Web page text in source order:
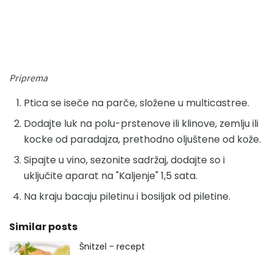
Priprema
Ptica se iseče na parče, složene u multicastree.
Dodajte luk na polu-prstenove ili klinove, zemlju ili
kocke od paradajza, prethodno oljuštene od kože.
Sipajte u vino, sezonite sadržaj, dodajte so i
uključite aparat na "Kaljenje" 1,5 sata.
Na kraju bacaju piletinu i bosiljak od piletine.
Similar posts
Šnitzel - recept